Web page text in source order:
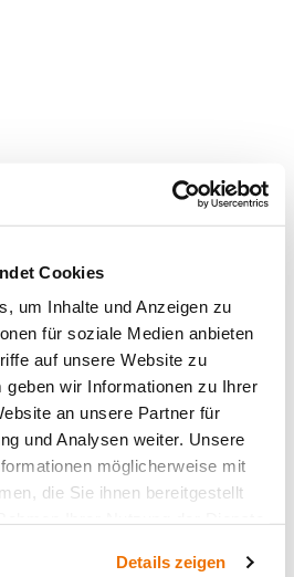
Cookies
um Inhalte und Anzeigen zu
für soziale Medien anbieten
auf unsere Website zu
geben wir Informationen zu Ihrer
an unsere Partner für
und Analysen weiter. Unsere
möglicherweise mit
die Sie ihnen bereitgestellt
Details zeigen